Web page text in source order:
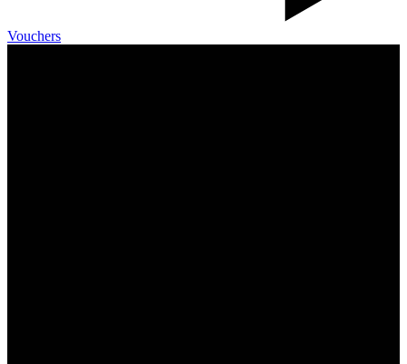
Vouchers